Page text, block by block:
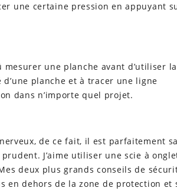
une certaine pression en appuyant
une planche avant d’utiliser la
planche et à tracer une ligne
dans n’importe quel projet.
de ce fait, il est parfaitement
J’aime utiliser une scie à
deux plus grands conseils de
en dehors de la zone de protection et